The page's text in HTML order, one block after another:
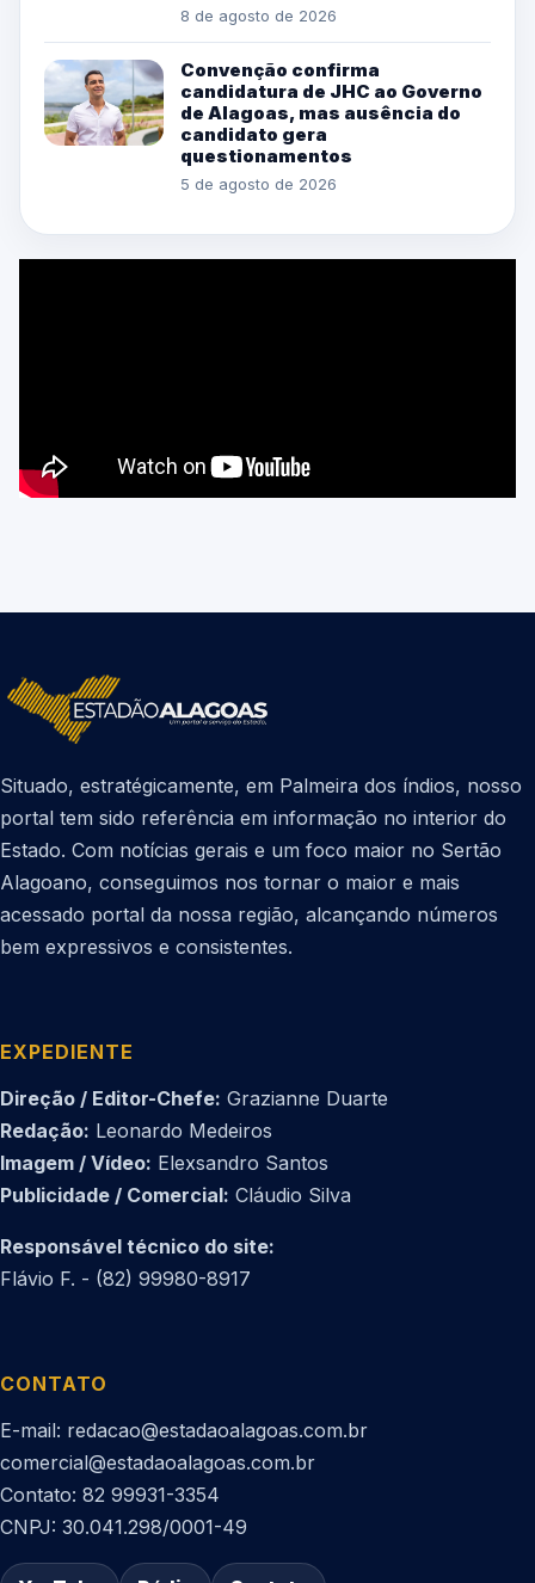
8 de agosto de 2026
Convenção confirma
candidatura de JHC ao Governo
de Alagoas, mas ausência do
candidato gera
questionamentos
5 de agosto de 2026
Situado, estratégicamente, em Palmeira dos índios, nosso
portal tem sido referência em informação no interior do
Estado. Com notícias gerais e um foco maior no Sertão
Alagoano, conseguimos nos tornar o maior e mais
acessado portal da nossa região, alcançando números
bem expressivos e consistentes.
EXPEDIENTE
Direção / Editor-Chefe: Grazianne Duarte
Redação: Leonardo Medeiros
Imagem / Vídeo: Elexsandro Santos
Publicidade / Comercial: Cláudio Silva
Responsável técnico do site:
Flávio F. - (82) 99980-8917
CONTATO
E-mail: redacao@estadaoalagoas.com.br
comercial@estadaoalagoas.com.br
Contato: 82 99931-3354
CNPJ: 30.041.298/0001-49